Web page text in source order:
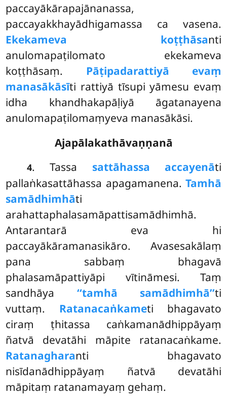
paccayākārapajānanassa,
paccayakkhayādhigamassa ca vasena.
Ekekameva koṭṭhāsanti
anulomapaṭilomato ekekameva
koṭṭhāsaṃ. Pāṭipadarattiyā evaṃ
manasākāsīti rattiyā tīsupi yāmesu evaṃ
idha khandhakapāḷiyā āgatanayena
anulomapaṭilomaṃyeva manasākāsi.
Ajapālakathāvaṇṇanā
4. Tassa sattāhassa accayenāti
pallaṅkasattāhassa apagamanena. Tamhā
samādhimhāti
arahattaphalasamāpattisamādhimhā.
Antarantarā eva hi
paccayākāramanasikāro. Avasesakālaṃ
pana sabbaṃ bhagavā
phalasamāpattiyāpi vītināmesi. Taṃ
sandhāya ‘‘tamhā samādhimhā’’ti
vuttaṃ. Ratanacaṅkameti bhagavato
ciraṃ ṭhitassa caṅkamanādhippāyaṃ
ñatvā devatāhi māpite ratanacaṅkame.
Ratanagharanti bhagavato
nisīdanādhippāyaṃ ñatvā devatāhi
māpitaṃ ratanamayaṃ gehaṃ.